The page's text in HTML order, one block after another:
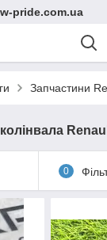
pride.com.ua
Запчастини
0